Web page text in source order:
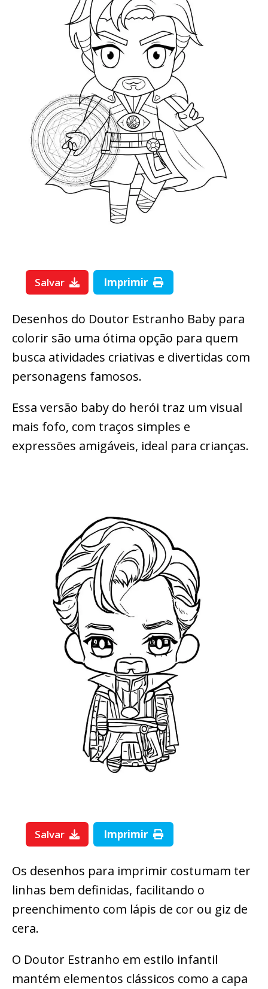
Salvar Imprimir
Desenhos do Doutor Estranho Baby para
colorir são uma ótima opção para quem
busca atividades criativas e divertidas com
personagens famosos.
Essa versão baby do herói traz um visual
mais fofo, com traços simples e
expressões amigáveis, ideal para crianças.
Salvar Imprimir
Os desenhos para imprimir costumam ter
linhas bem definidas, facilitando o
preenchimento com lápis de cor ou giz de
cera.
O Doutor Estranho em estilo infantil
mantém elementos clássicos como a capa